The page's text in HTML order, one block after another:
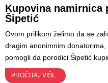
Kupovina namirnica
Šipetić
Ovom prilikom želimo da se
dragim anonimnim donatorima,
pomogli da porodici Šipetić
PROČITAJ VIŠE